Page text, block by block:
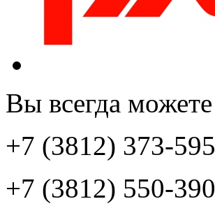
Вы всегда
+7 (3812) 373-595
+7 (3812) 550-390